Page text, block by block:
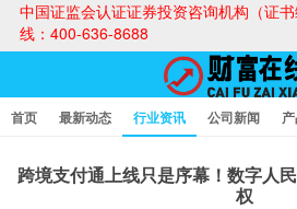
中国证监会认证证券投资咨询机构（证
线：400-636-8688
首页 最新动态 行业资讯 公司新闻
跨境支付通上线只是序幕！数字人
权​